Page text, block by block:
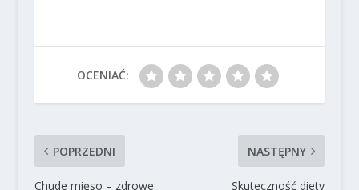
OCENIAĆ:
POPRZEDNI
Chude mięso – zdrowe
NASTĘPNY
Skuteczność diety